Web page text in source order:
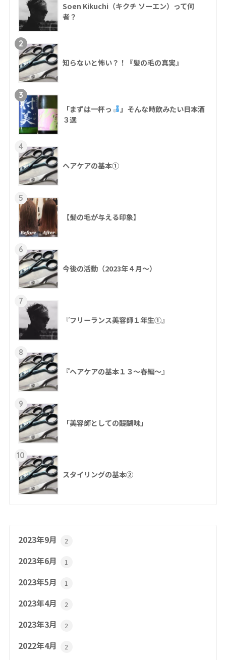
Soen Kikuchi（キクチ ソーエン）って何
者？
2
知らないと怖い？！『髪の毛の真実』
3
「まずは一杯っ
」そんな時飲みたい日本酒
３選
4
ヘアケアの基本①
5
【髪の毛が与える印象】
6
今後の活動（2023年４月〜）
7
『フリーランス美容師１年生①』
8
『ヘアケアの基本１３～春編～』
9
「美容師としての醍醐味」
10
スタイリングの基本②
2023年9月 2
2023年6月 1
2023年5月 1
2023年4月 2
2023年3月 2
2022年4月 2